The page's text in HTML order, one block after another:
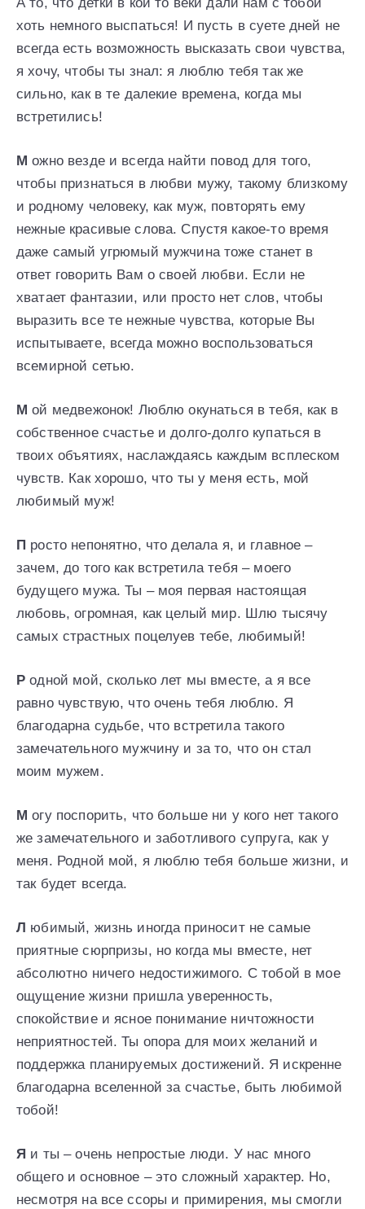
хоть немного выспаться! И пусть в суете дней не
всегда есть возможность высказать свои чувства,
я хочу, чтобы ты знал: я люблю тебя так же
сильно, как в те далекие времена, когда мы
встретились!
М ожно везде и всегда найти повод для того,
чтобы признаться в любви мужу, такому близкому
и родному человеку, как муж, повторять ему
нежные красивые слова. Спустя какое-то время
даже самый угрюмый мужчина тоже станет в
ответ говорить Вам о своей любви. Если не
хватает фантазии, или просто нет слов, чтобы
выразить все те нежные чувства, которые Вы
испытываете, всегда можно воспользоваться
всемирной сетью.
М ой медвежонок! Люблю окунаться в тебя, как в
собственное счастье и долго-долго купаться в
твоих объятиях, наслаждаясь каждым всплеском
чувств. Как хорошо, что ты у меня есть, мой
любимый муж!
П росто непонятно, что делала я, и главное –
зачем, до того как встретила тебя – моего
будущего мужа. Ты – моя первая настоящая
любовь, огромная, как целый мир. Шлю тысячу
самых страстных поцелуев тебе, любимый!
Р одной мой, сколько лет мы вместе, а я все
равно чувствую, что очень тебя люблю. Я
благодарна судьбе, что встретила такого
замечательного мужчину и за то, что он стал
моим мужем.
М огу поспорить, что больше ни у кого нет такого
же замечательного и заботливого супруга, как у
меня. Родной мой, я люблю тебя больше жизни, и
так будет всегда.
Л юбимый, жизнь иногда приносит не самые
приятные сюрпризы, но когда мы вместе, нет
абсолютно ничего недостижимого. С тобой в мое
ощущение жизни пришла уверенность,
спокойствие и ясное понимание ничтожности
неприятностей. Ты опора для моих желаний и
поддержка планируемых достижений. Я искренне
благодарна вселенной за счастье, быть любимой
тобой!
Я и ты – очень непростые люди. У нас много
общего и основное – это сложный характер. Но,
несмотря на все ссоры и примирения, мы смогли